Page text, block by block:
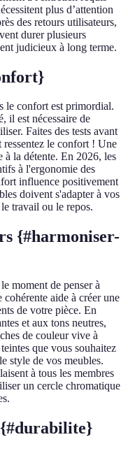
plus d’attention
des retours utilisateurs,
durer plusieurs
judicieux à long terme.
le confort est primordial.
il est nécessaire de
Faites des tests avant
ressentez le confort ! Une
à la détente. En 2026, les
à l'ergonomie des
influence positivement
doivent s'adapter à vos
travail ou le repos.
{#harmoniser-
moment de penser à
aide à créer une
de votre pièce. En
et aux tons neutres,
de couleur vive à
que vous souhaitez
style de vos meubles.
à tous les membres
un cercle chromatique